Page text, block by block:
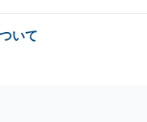
い」とうたっている弁護士
いて